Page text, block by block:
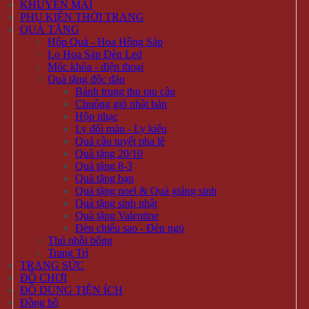
KHUYẾN MÃI
PHỤ KIỆN THỜI TRANG
QUÀ TẶNG
Hộp Quà - Hoa Hồng Sáp
Lọ Hoa Sáp Đèn Led
Móc khóa - điện thoại
Quà tặng độc đáo
Bánh trung thu rau câu
Chuông gió nhật bản
Hộp nhạc
Ly đổi màu - Ly kiểu
Quả cầu tuyết pha lê
Quà tặng 20/10
Quà tặng 8-3
Quà tặng bạn
Quà tặng noel & Quà giáng sinh
Quà tặng sinh nhật
Quà tặng Valentine
Đèn chiếu sao - Đèn ngủ
Thú nhồi bông
Trang Trí
TRANG SỨC
ĐỒ CHƠI
ĐỒ DÙNG TIỆN ÍCH
Đồng hồ